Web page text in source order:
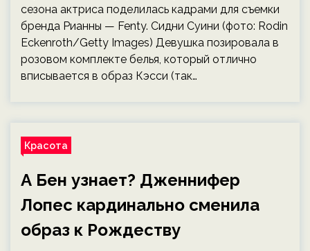
сезона актриса поделилась кадрами для съемки
бренда Рианны — Fenty. Сидни Суини (фото: Rodin
Eckenroth/Getty Images) Девушка позировала в
розовом комплекте белья, который отлично
вписывается в образ Кэсси (так…
Красота
А Бен узнает? Дженнифер
Лопес кардинально сменила
образ к Рождеству